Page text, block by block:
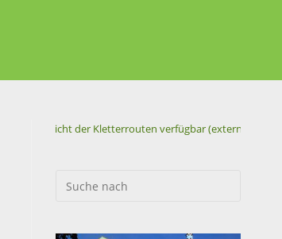
Übersicht der Kletterrouten verfügbar (extern) !